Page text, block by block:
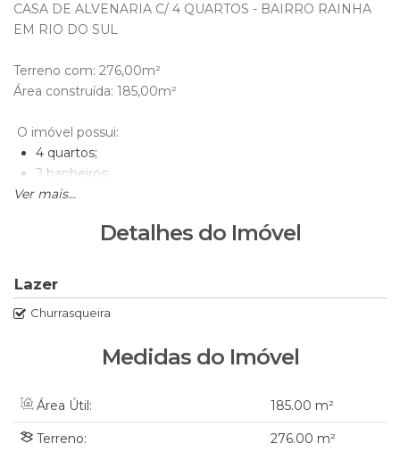
CASA DE ALVENARIA C/ 4 QUARTOS - BAIRRO RAINHA
EM RIO DO SUL
Terreno com: 276,00m²
Área construída: 185,00m²
O imóvel possui:
4 quartos;
2 banheiros;
1 sala;
área de festas;
OBS: aceita como parte do pagamento, apartamento ou
casa de menor valor. (sob consulta)
Agende sua visita!
JAIR Imobiliária CRECI/SC 6395J
WhatsApp 47 98871-8191
Ver mais...
Detalhes do Imóvel
Lazer
Churrasqueira
Medidas do Imóvel
Área Útil: 185.00 m²
Terreno: 276.00 m²